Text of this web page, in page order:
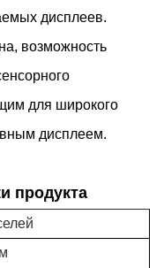
дисплеев.
возможность
для широкого
дисплеем.
продукта